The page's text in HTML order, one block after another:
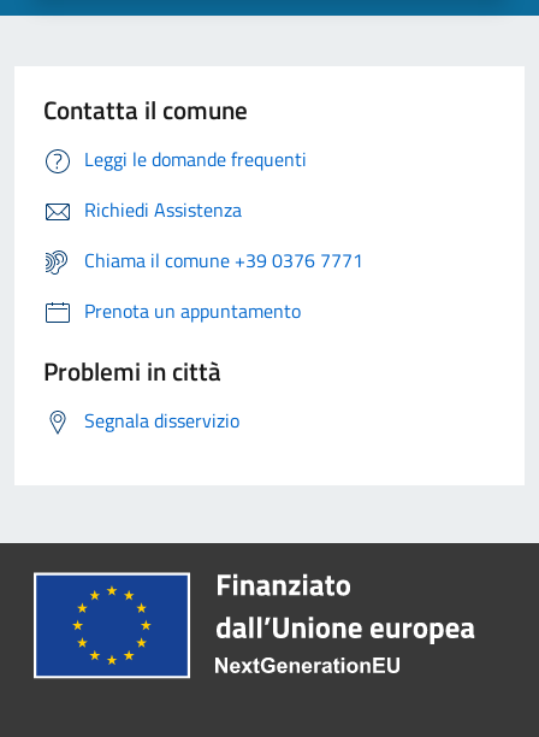
Contatta il comune
Leggi le domande frequenti
Richiedi Assistenza
Chiama il comune +39 0376 7771
Prenota un appuntamento
Problemi in città
Segnala disservizio